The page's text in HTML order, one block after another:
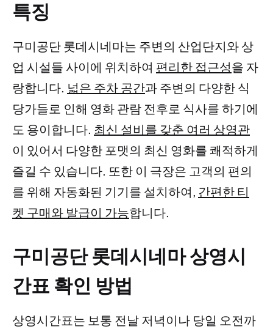
특징
구미공단 롯데시네마는 주변의 산업단지와 상
업 시설들 사이에 위치하여 편리한 접근성을 자
랑합니다. 넓은 주차 공간과 주변의 다양한 식
당가들로 인해 영화 관람 전후로 식사를 하기에
도 용이합니다. 최신 설비를 갖춘 여러 상영관
이 있어서 다양한 포맷의 최신 영화를 쾌적하게
즐길 수 있습니다. 또한 이 극장은 고객의 편의
를 위해 자동화된 기기를 설치하여, 간편한 티
켓 구매와 발급이 가능합니다.
구미공단 롯데시네마 상영시
간표 확인 방법
상영시간표는 보통 전날 저녁이나 당일 오전까